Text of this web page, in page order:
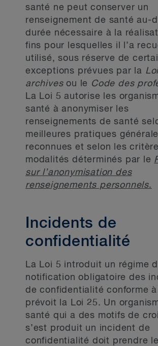
santé ne peut conserver un
renseignement de santé au-
durée nécessaire à la
fins pour lesquelles il l’a
utilisé, sous réserve de
exceptions prévues par la
archivesou le Code des
La Loi 5 autorise les
santé à anonymiser les
renseignements de santé
meilleures pratiques
reconnues et selon les
modalités déterminés par le
sur l’anonymisation des
renseignements personnels.
Incidents de
confidentialité
La Loi 5 introduit un régime
notification obligatoire des
de confidentialité conforme
prévoit la Loi 25. Un
santé qui a des motifs de
s’est produit un incident de
confidentialité doit prendre